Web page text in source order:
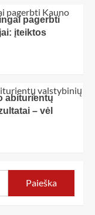
pagerbti
įteiktos
abiturientų
– vėl